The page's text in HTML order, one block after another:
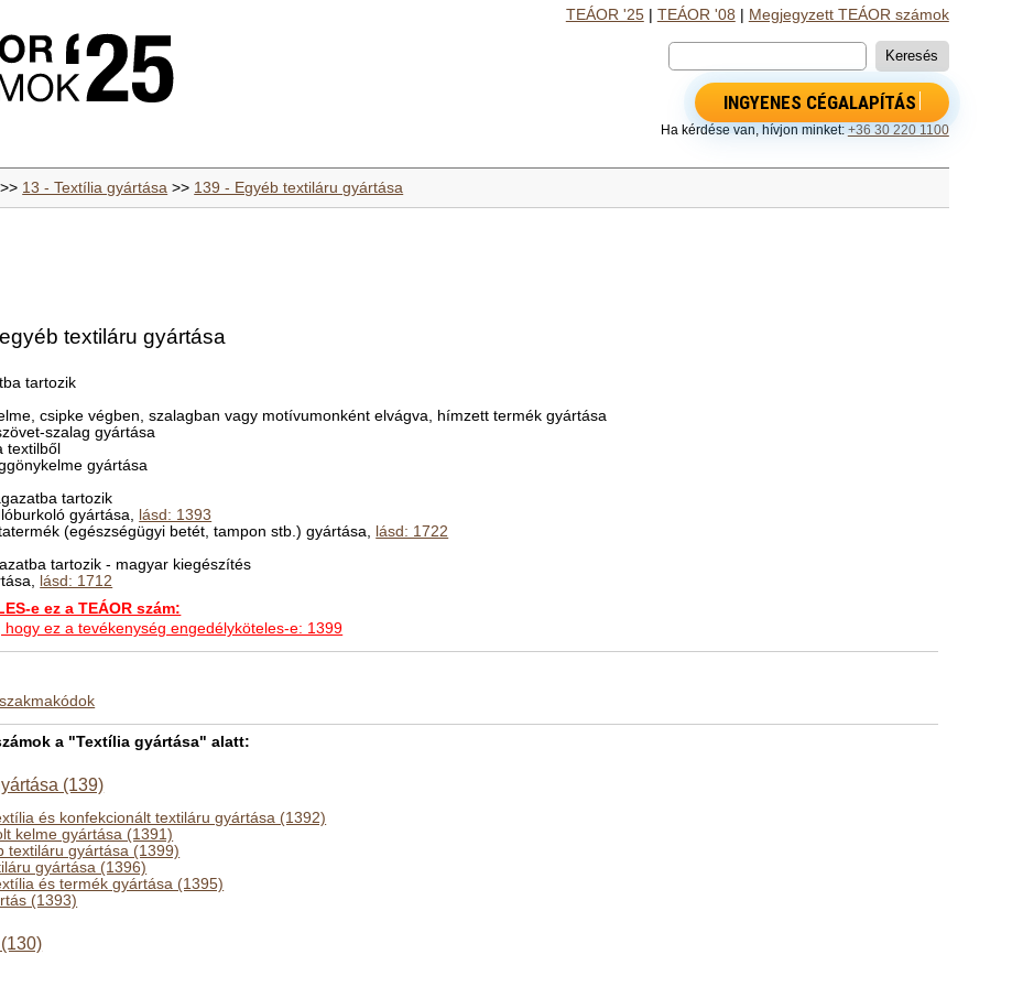
TEÁOR '25| TEÁOR '08 Megjegyzett TEÁOR számok
INGYENES CÉGALAPÍTÁS
Ha kérdése van, hívjon minket: +36 30 220 1100
>> 13 - Textília gyártása >> 139 - Egyéb textiláru gyártása
textiláru gyártása
tartozik
csipke végben, szalagban vagy motívumonként elvágva, hímzett termék gyártása
szalag gyártása
textilből
gyártása
tartozik
gyártása, lásd: 1393
(egészségügyi betét, tampon stb.) gyártása, lásd: 1722
tartozik - magyar kiegészítés
lásd: 1712
e ez a TEÁOR szám:
hogy ez a tevékenység engedélyköteles-e: 1399
a "Textília gyártása" alatt:
(139)
és konfekcionált textiláru gyártása (1392)
kelme gyártása (1391)
textiláru gyártása (1399)
gyártása (1396)
és termék gyártása (1395)
(1393)